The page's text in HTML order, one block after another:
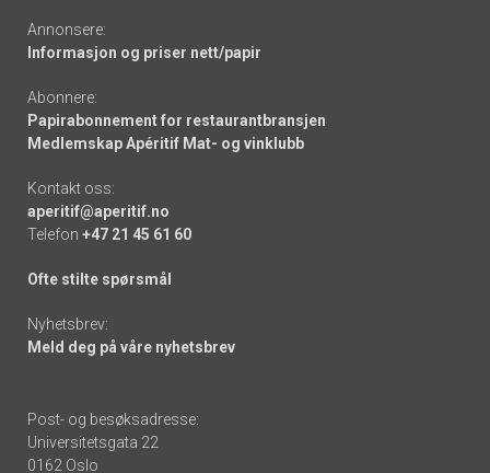
Annonsere:
Informasjon og priser nett/papir
Abonnere:
Papirabonnement for restaurantbransjen
Medlemskap Apéritif Mat- og vinklubb
Kontakt oss:
aperitif@aperitif.no
Telefon +47 21 45 61 60
Ofte stilte spørsmål
Nyhetsbrev:
Meld deg på våre nyhetsbrev
Post- og besøksadresse:
Universitetsgata 22
0162 Oslo